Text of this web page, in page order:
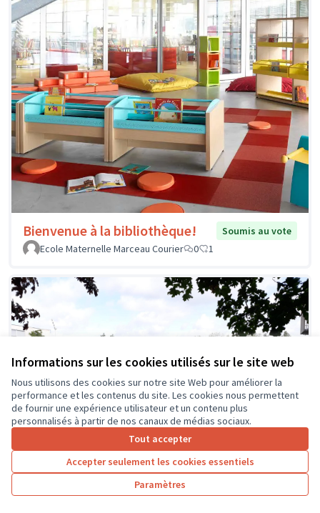
Informations sur les cookies utilisés sur le site web
Nous utilisons des cookies sur notre site Web pour améliorer la
performance et les contenus du site. Les cookies nous permettent
de fournir une expérience utilisateur et un contenu plus
personnalisés à partir de nos canaux de médias sociaux.
Tout accepter
Accepter seulement les cookies essentiels
Paramètres
Bienvenue à la bibliothèque!
Soumis au vote
Ecole Maternelle Marceau Courier
0 1